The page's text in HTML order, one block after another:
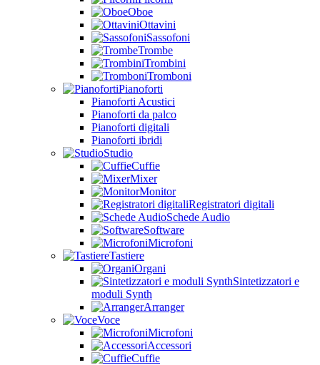
Oboe
Ottavini
Sassofoni
Trombe
Trombini
Tromboni
Pianoforti
Pianoforti Acustici
Pianoforti da palco
Pianoforti digitali
Pianoforti ibridi
Studio
Cuffie
Mixer
Monitor
Registratori digitali
Schede Audio
Software
Microfoni
Tastiere
Organi
Sintetizzatori e
moduli Synth
Arranger
Voce
Microfoni
Accessori
Cuffie